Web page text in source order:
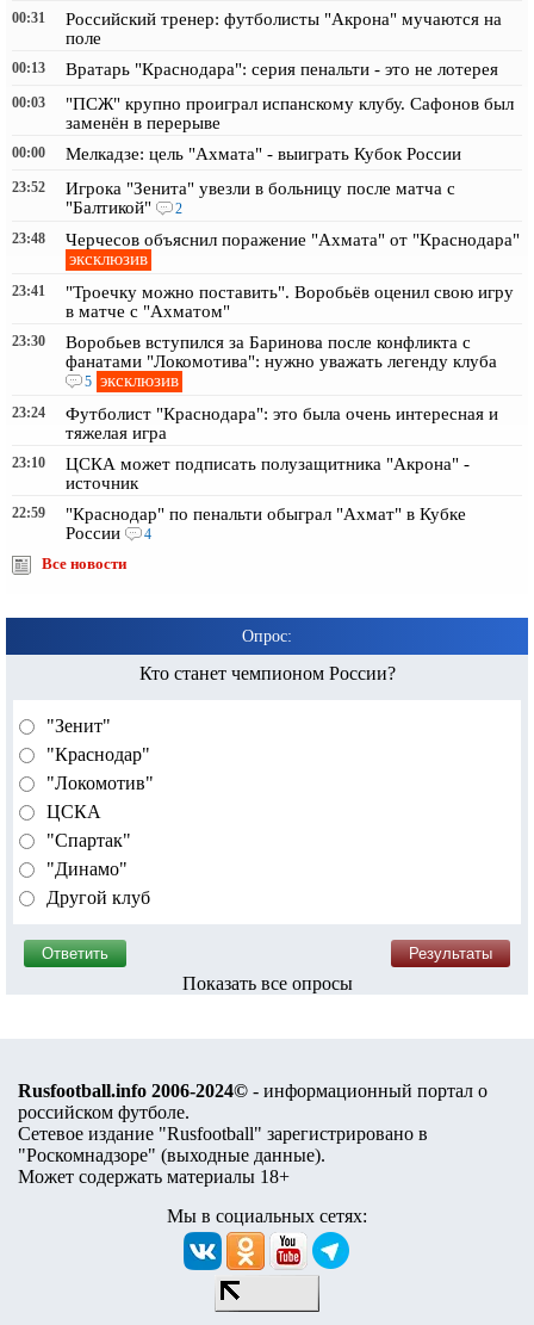
00:31
Российский тренер: футболисты "Акрона" мучаются на
поле
00:13 Вратарь "Краснодара": серия пенальти - это не лотерея
00:03
"ПСЖ" крупно проиграл испанскому клубу. Сафонов был
заменён в перерыве
00:00 Мелкадзе: цель "Ахмата" - выиграть Кубок России
23:52
Игрока "Зенита" увезли в больницу после матча с
"Балтикой"
2
23:48
Черчесов объяснил поражение "Ахмата" от "Краснодара"
эксклюзив
23:41
"Троечку можно поставить". Воробьёв оценил свою игру
в матче с "Ахматом"
23:30
Воробьев вступился за Баринова после конфликта с
фанатами "Локомотива": нужно уважать легенду клуба
5 эксклюзив
23:24
Футболист "Краснодара": это была очень интересная и
тяжелая игра
23:10
ЦСКА может подписать полузащитника "Акрона" -
источник
22:59
"Краснодар" по пенальти обыграл "Ахмат" в Кубке
России
4
Все новости
Опрос:
Кто станет чемпионом России?
"Зенит"
"Краснодар"
"Локомотив"
ЦСКА
"Спартак"
"Динамо"
Другой клуб
Показать все опросы
Rusfootball.info 2006-2024© - информационный портал о
российском футболе.
Сетевое издание "Rusfootball" зарегистрировано в
"Роскомнадзоре" (выходные данные).
Может содержать материалы 18+
Мы в социальных сетях: